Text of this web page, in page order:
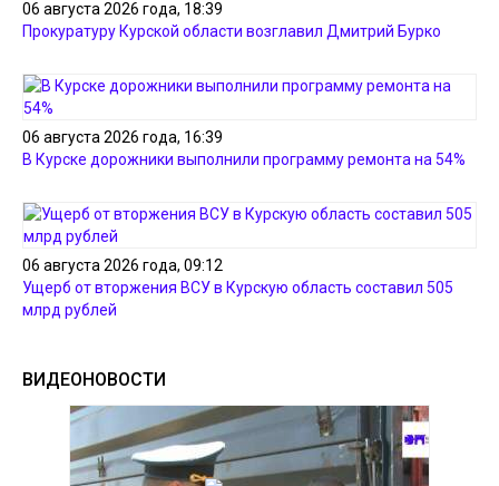
06 августа 2026 года, 18:39
Прокуратуру Курской области возглавил Дмитрий Бурко
06 августа 2026 года, 16:39
В Курске дорожники выполнили программу ремонта на 54%
06 августа 2026 года, 09:12
Ущерб от вторжения ВСУ в Курскую область составил 505
млрд рублей
ВИДЕОНОВОСТИ